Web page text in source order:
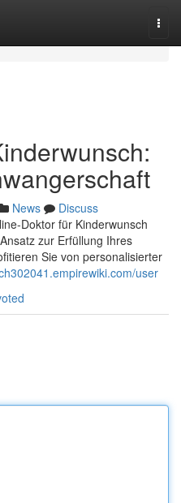
News
Discuss
Doktor für Kinderwunsch
zur Erfüllung Ihres
Sie von personalisierter
user